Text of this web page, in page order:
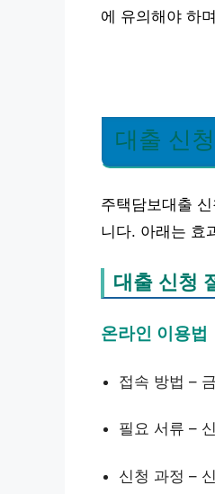
에 유의해야 하
대출 신
주택담보대출
니다. 아래는 효
대출 신청
온라인 이용법
접속 방법 –
필요 서류 –
신청 과정 –